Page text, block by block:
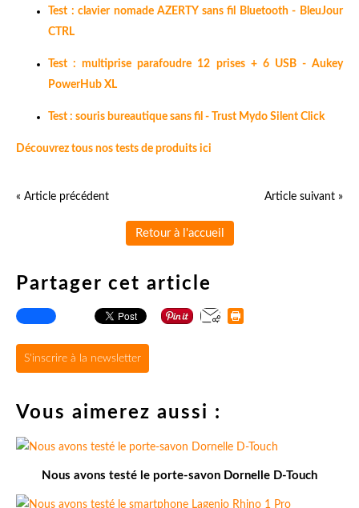
Test : clavier nomade AZERTY sans fil Bluetooth - BleuJour
CTRL
Test : multiprise parafoudre 12 prises + 6 USB - Aukey
PowerHub XL
Test : souris bureautique sans fil - Trust Mydo Silent Click
Découvrez tous nos tests de produits ici
« Article précédent Article suivant »
Retour à l'accueil
Partager cet article
S'inscrire à la newsletter
Vous aimerez aussi :
Nous avons testé le porte-savon Dornelle D-Touch